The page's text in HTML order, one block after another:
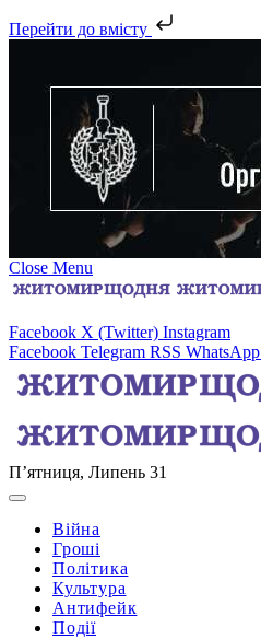
Перейти до вмісту
Close Menu
Facebook X (Twitter) Instagram
Facebook Telegram RSS WhatsApp
П’ятниця, Липень 31
Війна
Гроші
Політика
Культура
Антифейк
Події